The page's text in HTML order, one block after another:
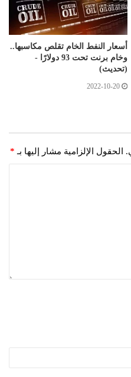
أسعار النفط الخام تقلص مكاسبها..
وخام برنت تحت 93 دولارًا -
(تحديث)
2022-10-20
الحقول الإلزامية مشار إليها بـ *